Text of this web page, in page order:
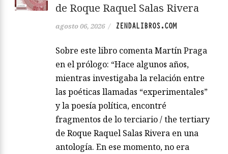
de Roque Raquel Salas Rivera
agosto 06, 2026 / ZENDALIBROS.COM
Sobre este libro comenta Martín Praga
en el prólogo: “Hace algunos años,
mientras investigaba la relación entre
las poéticas llamadas “experimentales”
y la poesía política, encontré
fragmentos de lo terciario / the tertiary
de Roque Raquel Salas Rivera en una
antología. En ese momento, no era